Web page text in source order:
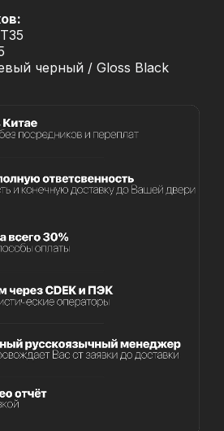
черный / Gloss Black